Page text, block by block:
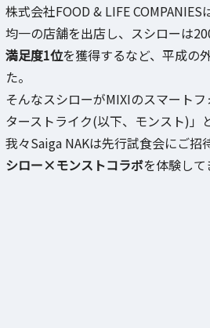
株式会社FOOD & LIFE
均一の店舗を出店し、スシローは
満足度1位を獲得するなど、平成の
た。
そんなスシローがMIXIのスマート
ターストライク(以下、モンスト)」
我々Saiga NAKは先行試食会にご招
シロー×モンストコラボを体験して